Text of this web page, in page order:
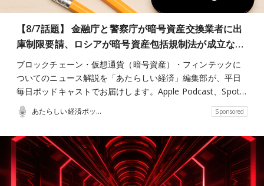
【8/7話題】 金融庁と警察庁が暗号資産交換業者に出
庫制限要請、ロシアが暗号資産包括規制法が成立な…
ブロックチェーン・仮想通貨（暗号資産）・フィンテックに
ついてのニュース解説を「あたらしい経済」編集部が、平日
毎日ポッドキャストでお届けします。Apple Podcast、Spot…
あたらしい経済ポッドキャスト Sponsored